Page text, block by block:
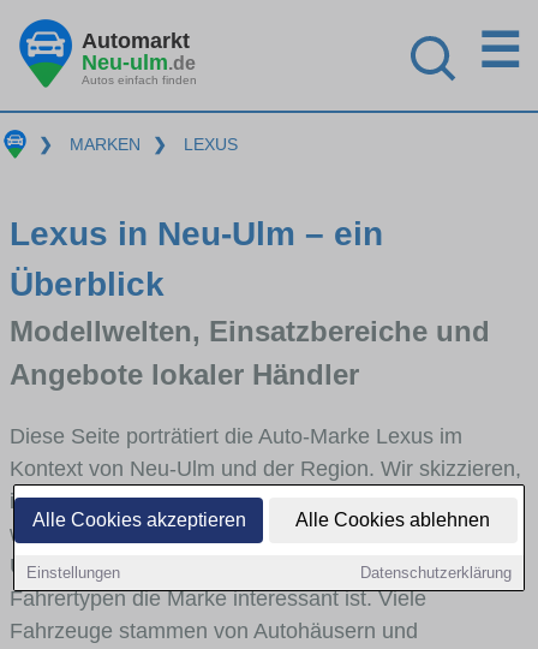
Alle Cookies akzeptieren Alle Cookies ablehnen
Einstellungen Datenschutzerklärung
Automarkt
Neu-ulm.de
Autos einfach finden
☰
❯ MARKEN ❯ LEXUS
Lexus in Neu-Ulm – ein
Überblick
Modellwelten, Einsatzbereiche und
Angebote lokaler Händler
Diese Seite porträtiert die Auto-Marke Lexus im
Kontext von Neu-Ulm und der Region. Wir skizzieren,
in welchen Fahrzeugklassen Lexus stark vertreten ist,
welche Modellreihen häufig im Stadt- und
Umlandverkehr zu sehen sind und für welche
Fahrertypen die Marke interessant ist. Viele
Fahrzeuge stammen von Autohäusern und